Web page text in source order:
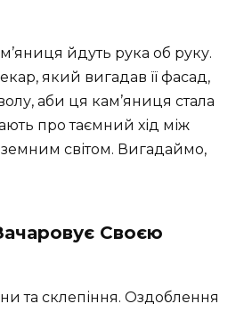
йдуть рука об руку.
який вигадав її фасад,
аби ця кам’яниця стала
про таємний хід між
світом. Вигадаймо,
Своєю
та склепіння. Оздоблення